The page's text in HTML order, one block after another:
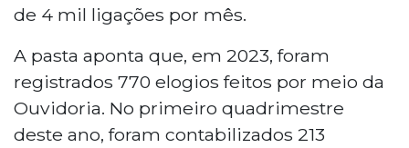
de 4 mil ligações por mês.
A pasta aponta que, em 2023, foram
registrados 770 elogios feitos por meio da
Ouvidoria. No primeiro quadrimestre
deste ano, foram contabilizados 213